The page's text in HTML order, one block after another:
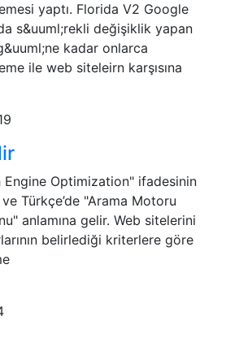
yaptı. Florida V2 Google
s&uuml;rekli değişiklik yapan
kadar onlarca
ile web siteleirn karşısına
Engine Optimization" ifadesinin
ve Türkçe’de "Arama Motoru
anlamına gelir. Web sitelerini
belirlediği kriterlere göre